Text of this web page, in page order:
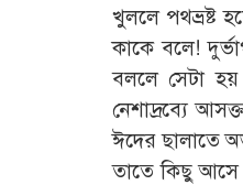
খুললে পথভ্রষ্ট
কাকে বলে!
বললে সেটা
নেশাদ্রব্যে
ঈদের ছালাতে
তাতে কিছু আসে